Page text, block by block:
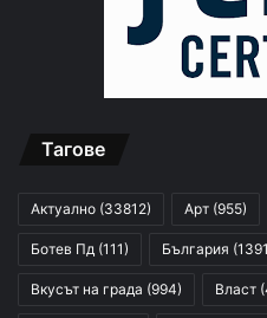
Тагове
Актуално (33812) Арт (955)
Ботев Пд (111) България
Вкусът на града (994) Власт